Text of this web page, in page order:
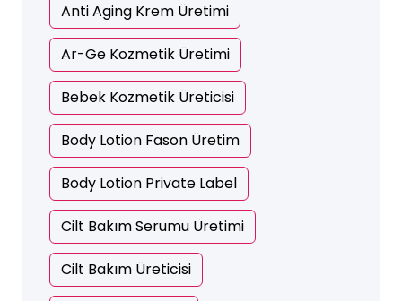
Anti Aging Krem Üretimi
Ar-Ge Kozmetik Üretimi
Bebek Kozmetik Üreticisi
Body Lotion Fason Üretim
Body Lotion Private Label
Cilt Bakım Serumu Üretimi
Cilt Bakım Üreticisi